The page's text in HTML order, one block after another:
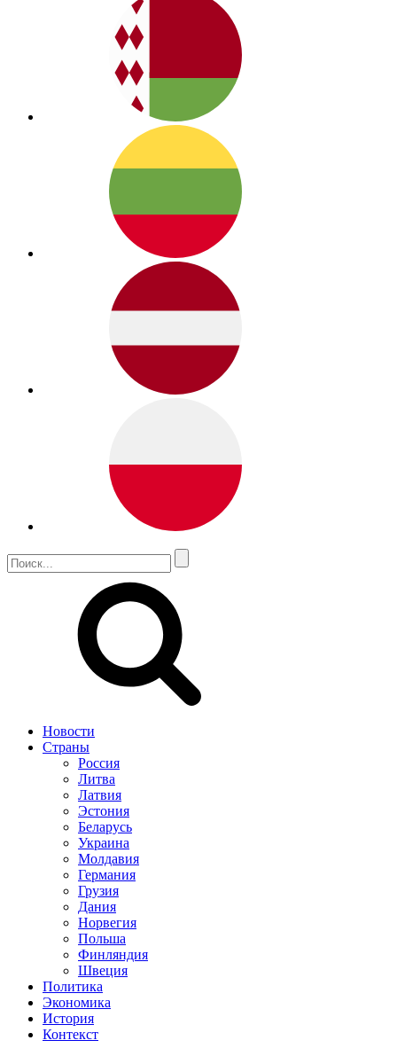
Новости
Страны
Россия
Литва
Латвия
Эстония
Беларусь
Украина
Молдавия
Германия
Грузия
Дания
Норвегия
Польша
Финляндия
Швеция
Политика
Экономика
История
Контекст